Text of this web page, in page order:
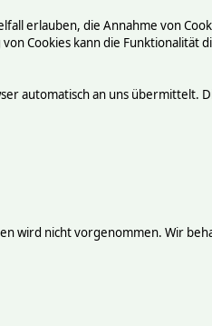
erlauben, die Annahme von
Cookies kann die Funktionalität
automatisch an uns übermittelt.
wird nicht vorgenommen. Wir